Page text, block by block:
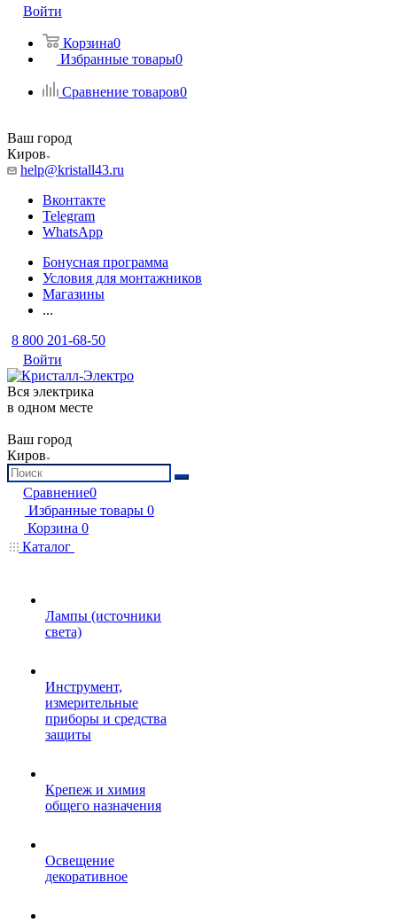
Войти
Корзина0
Избранные товары0
Сравнение товаров0
Ваш город
Киров
help@kristall43.ru
Вконтакте
Telegram
WhatsApp
Бонусная программа
Условия для монтажников
Магазины
...
8 800 201-68-50
Войти
Вся электрика
в одном месте
Ваш город
Киров
Сравнение0
Избранные товары 0
Корзина 0
Каталог
Лампы (источники
света)
Инструмент,
измерительные
приборы и средства
защиты
Крепеж и химия
общего назначения
Освещение
декоративное